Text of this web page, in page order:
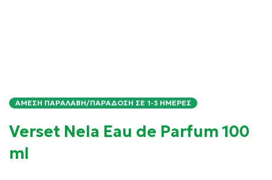
ΆΜΕΣΗ ΠΑΡΑΛΑΒΉ/ΠΑΡΆΔΟΣΗ ΣΕ 1-3 ΗΜΈΡΕΣ
Verset Nela Eau de Parfum 100
ml